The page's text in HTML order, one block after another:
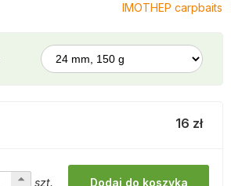
IMOTHEP carpbaits
16 zł
szt. Dodaj do koszyka